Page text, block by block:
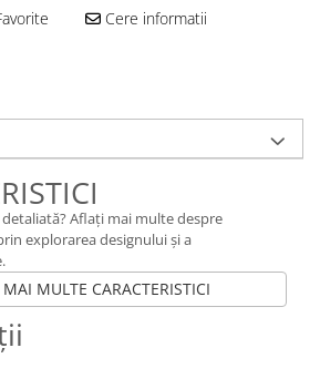
gazon
Cere informatii
Aflaţi mai multe despre
explorarea designului şi a
MULTE CARACTERISTICI